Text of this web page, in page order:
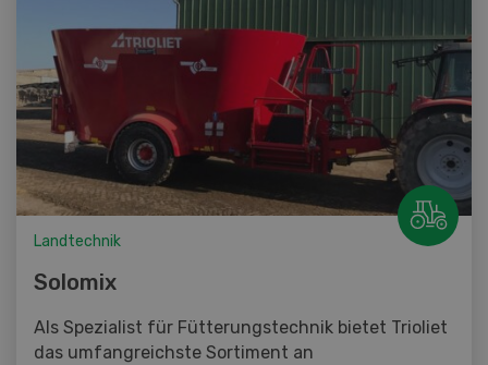
Landtechnik
Solomix
Als Spezialist für Fütterungstechnik bietet Trioliet
das umfangreichste Sortiment an